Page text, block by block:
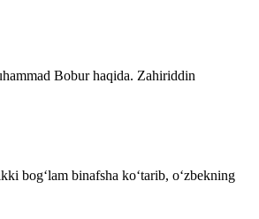
Bobur haqida. Zahiriddin
bogʻlam binafsha koʻtarib, oʻzbekning